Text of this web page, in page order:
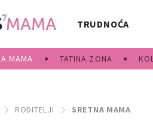
TRUDNOĆA
MAMA TATINA ZONA
RODITELJI SRETNA MAMA